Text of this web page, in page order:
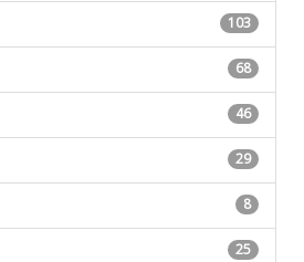
103
68
46
29
8
25